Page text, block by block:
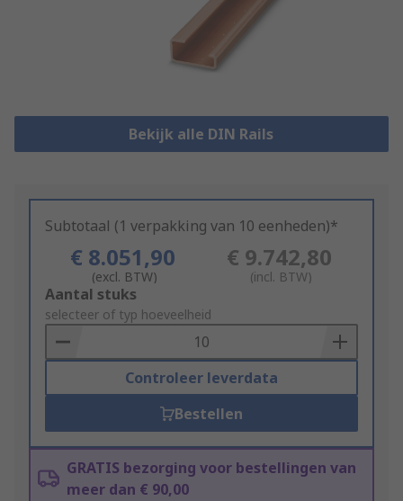
Bekijk alle DIN Rails
Subtotaal (1 verpakking van 10 eenheden)*
€ 8.051,90
(excl. BTW)
€ 9.742,80
(incl. BTW)
Add
to
Basket
Aantal stuks
selecteer of typ hoeveelheid
Controleer leverdata
Bestellen
GRATIS bezorging voor bestellingen van
meer dan € 90,00